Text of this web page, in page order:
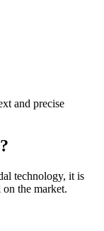
and precise
technology, it is
the market.